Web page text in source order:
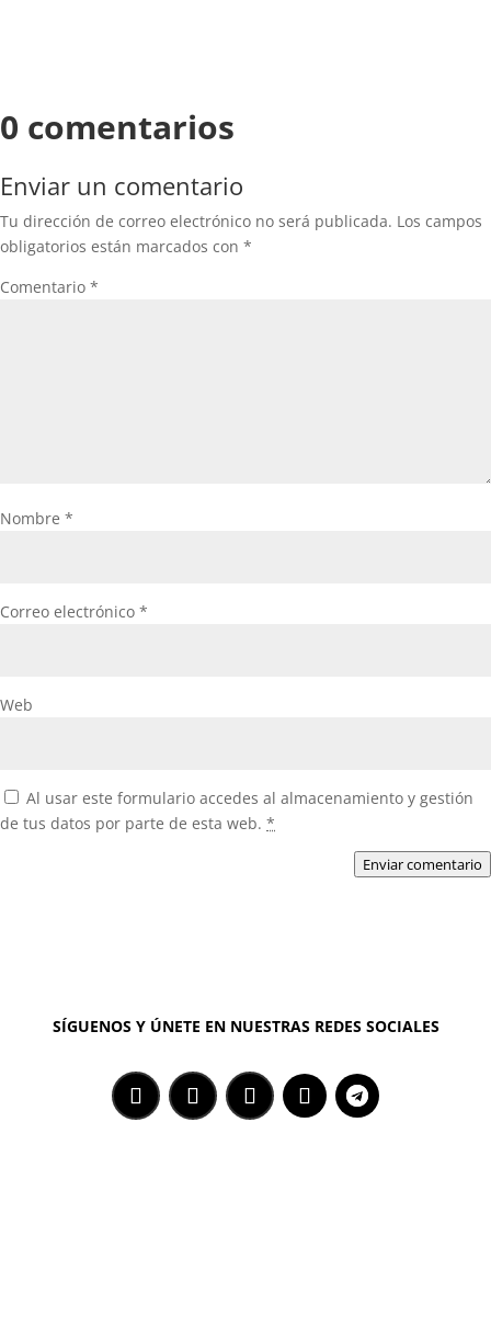
0 comentarios
Enviar un comentario
Tu dirección de correo electrónico no será publicada. Los campos
obligatorios están marcados con *
Comentario *
Nombre *
Correo electrónico *
Web
Al usar este formulario accedes al almacenamiento y gestión
de tus datos por parte de esta web. *
Enviar comentario
SÍGUENOS Y ÚNETE EN NUESTRAS REDES SOCIALES